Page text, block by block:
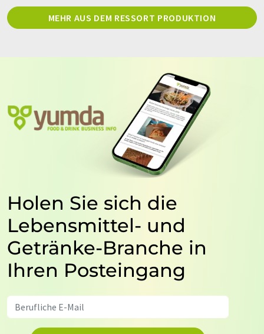
MEHR AUS DEM RESSORT PRODUKTION
Holen Sie sich die
Lebensmittel- und
Getränke-Branche in
Ihren Posteingang